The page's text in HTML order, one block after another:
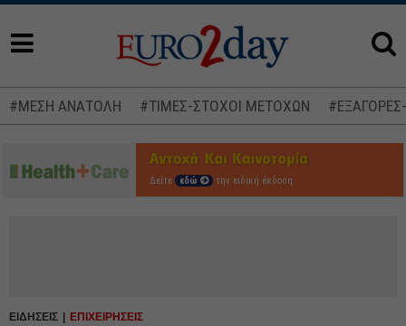
#ΜΕΣΗ ΑΝΑΤΟΛΗ #ΤΙΜΕΣ-ΣΤΟΧΟΙ ΜΕΤΟΧΩΝ
Δείτε εδώ την ειδική έκδοση
ΕΙΔΗΣΕΙΣ ΕΠΙΧΕΙΡΗΣΕΙΣ